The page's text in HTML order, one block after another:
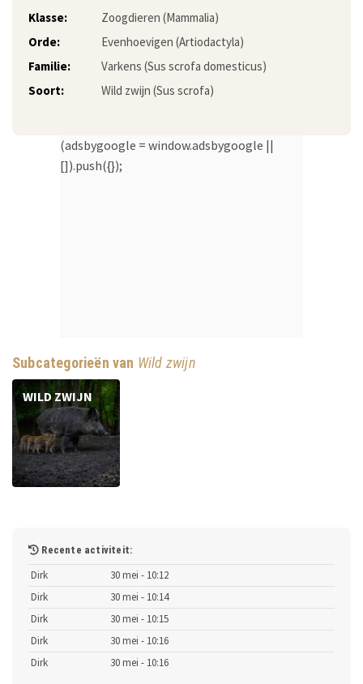
Klasse:
Zoogdieren (Mammalia)
Orde:
Evenhoevigen (Artiodactyla)
Familie:
Varkens (Sus scrofa domesticus)
Soort:
Wild zwijn (Sus scrofa)
(adsbygoogle = window.adsbygoogle ||
[]).push({});
Subcategorieën van Wild zwijn
WILD ZWIJN
Recente activiteit:
Dirk
30 mei - 10:12
Dirk
30 mei - 10:14
Dirk
30 mei - 10:15
Dirk
30 mei - 10:16
Dirk
30 mei - 10:16